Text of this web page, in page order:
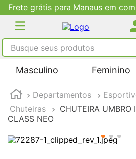
Frete grátis para Manaus em
Busque seus produtos
Masculino Feminino
Departamentos
Chuteiras
CHUTEIRA UMBRO
CLASS NEO
TERMOS MAIS BUSCADOS
2
tenis feminino
3º
kenner